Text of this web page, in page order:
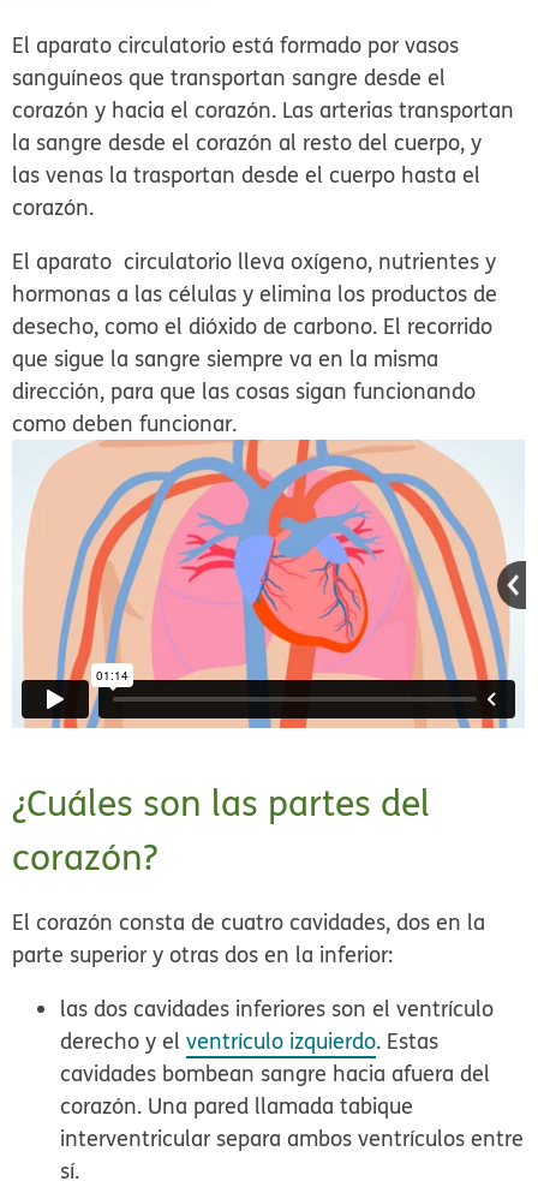
El aparato circulatorio está formado por vasos
sanguíneos que transportan sangre desde el
corazón y hacia el corazón. Lasarterias transportan
la sangre desde el corazón al resto del cuerpo, y
lasvenas la trasportan desde el cuerpo hasta el
corazón.
El aparato circulatorio lleva oxígeno, nutrientes y
hormonas a las células y elimina los productos de
desecho, como el dióxido de carbono. El recorrido
que sigue la sangre siempre va en la misma
dirección, para que las cosas sigan funcionando
como deben funcionar.
¿Cuáles son las partes del
corazón?
El corazón consta de cuatro cavidades, dos en la
parte superior y otras dos en la inferior:
las dos cavidades inferiores son el ventrículo
derecho y elventrículo izquierdo. Estas
cavidades bombean sangre hacia afuera del
corazón. Una pared llamadatabique
interventricular separa ambos ventrículos entre
sí.